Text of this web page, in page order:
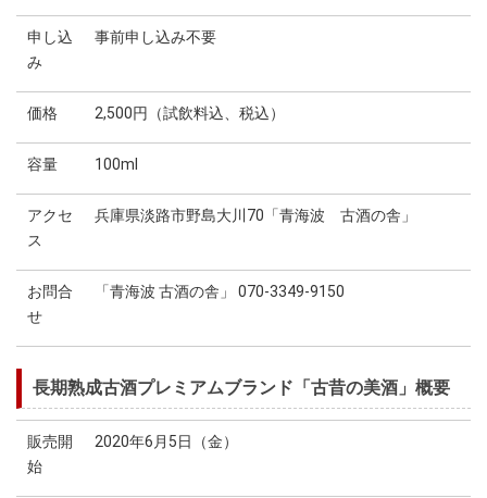
申し込
み
事前申し込み不要
価格 2,500円（試飲料込、税込）
容量 100ml
アクセ
ス
兵庫県淡路市野島大川70「青海波 古酒の舎」
お問合
せ
「青海波 古酒の舎」 070-3349-9150
長期熟成古酒プレミアムブランド「古昔の美酒」概要
販売開
始
2020年6月5日（金）